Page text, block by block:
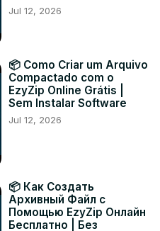
Jul 12, 2026
📦 Como Criar um Arquivo
Compactado com o
EzyZip Online Grátis |
Sem Instalar Software
Jul 12, 2026
📦 Как Создать
Архивный Файл с
Помощью EzyZip Онлайн
Бесплатно | Без